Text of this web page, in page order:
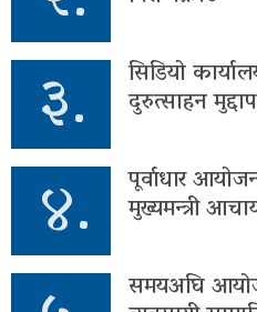
३. सिडियो
दुरुत्साहन
४. पूर्वाधार
मुख्यमन्त्री
समयअघि